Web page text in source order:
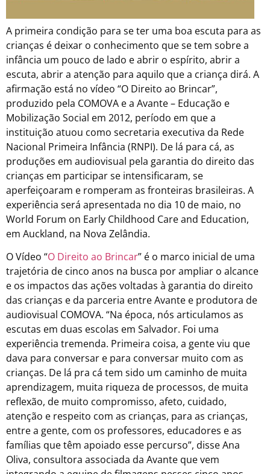
A primeira condição para se ter uma boa escuta para as
crianças é deixar o conhecimento que se tem sobre a
infância um pouco de lado e abrir o espírito, abrir a
escuta, abrir a atenção para aquilo que a criança dirá. A
afirmação está no vídeo “O Direito ao Brincar”,
produzido pela COMOVA e a Avante – Educação e
Mobilização Social em 2012, período em que a
instituição atuou como secretaria executiva da Rede
Nacional Primeira Infância (RNPI). De lá para cá, as
produções em audiovisual pela garantia do direito das
crianças em participar se intensificaram, se
aperfeiçoaram e romperam as fronteiras brasileiras. A
experiência será apresentada no dia 10 de maio, no
World Forum on Early Childhood Care and Education,
em Auckland, na Nova Zelândia.
O Vídeo “O Direito ao Brincar” é o marco inicial de uma
trajetória de cinco anos na busca por ampliar o alcance
e os impactos das ações voltadas à garantia do direito
das crianças e da parceria entre Avante e produtora de
audiovisual COMOVA. “Na época, nós articulamos as
escutas em duas escolas em Salvador. Foi uma
experiência tremenda. Primeira coisa, a gente viu que
dava para conversar e para conversar muito com as
crianças. De lá pra cá tem sido um caminho de muita
aprendizagem, muita riqueza de processos, de muita
reflexão, de muito compromisso, afeto, cuidado,
atenção e respeito com as crianças, para as crianças,
entre a gente, com os professores, educadores e as
famílias que têm apoiado esse percurso”, disse Ana
Oliva, consultora associada da Avante que vem